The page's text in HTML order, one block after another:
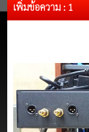
เพิ่มข้อความ : 1